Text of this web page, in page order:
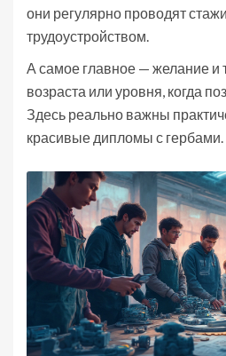
они регулярно проводят
трудоустройством.
А самое главное — желание и
возраста или уровня, когда
Здесь реально важны
красивые дипломы с гербами.